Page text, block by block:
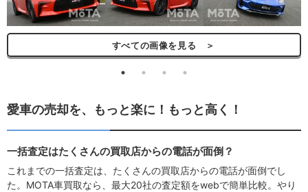
すべての画像を見る ＞
愛車の売却を、もっと楽に！もっと高く！
一括査定はたくさんの買取店からの電話が面倒？
これまでの一括査定は、たくさんの買取店からの電話が面倒でし
た。MOTA車買取なら、最大20社の査定額をwebで簡単比較。やり